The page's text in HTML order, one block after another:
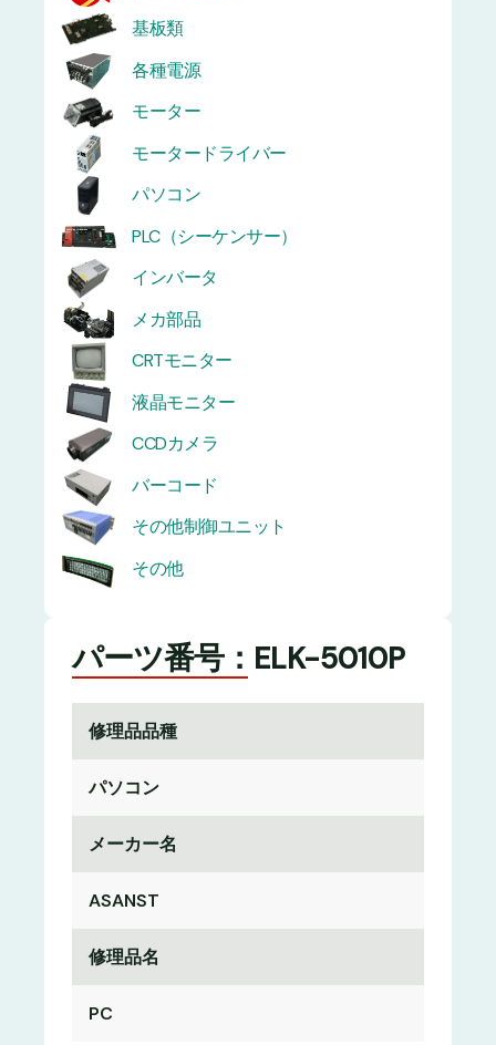
基板類
各種電源
モーター
モータードライバー
パソコン
PLC（シーケンサー）
インバータ
メカ部品
CRTモニター
液晶モニター
CCDカメラ
バーコード
その他制御ユニット
その他
パーツ番号：ELK-5010P
修理品品種
パソコン
メーカー名
ASANST
修理品名
PC